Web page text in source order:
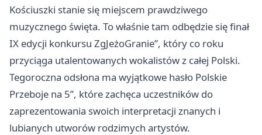
Kościuszki stanie się miejscem prawdziwego
muzycznego święta. To właśnie tam odbędzie się finał
IX edycji konkursu ZgJeżoGranie”, który co roku
przyciąga utalentowanych wokalistów z całej Polski.
Tegoroczna odsłona ma wyjątkowe hasło Polskie
Przeboje na 5”, które zachęca uczestników do
zaprezentowania swoich interpretacji znanych i
lubianych utworów rodzimych artystów.